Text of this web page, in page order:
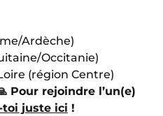
Ardèche)
Occitanie)
(région Centre)
Pour rejoindre l’un(e)
toi juste ici !